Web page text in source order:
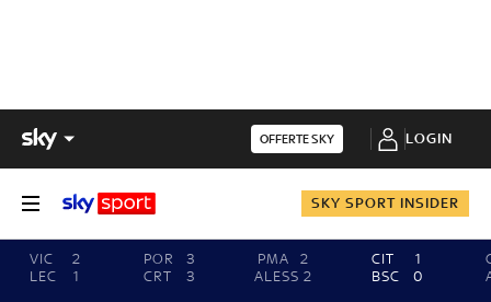
OFFERTE SKY LOGIN
SKY SPORT INSIDER
VIC
2
LEC
1
POR
3
CRT
3
PMA
2
ALESS 2
CIT
1
BSC
0